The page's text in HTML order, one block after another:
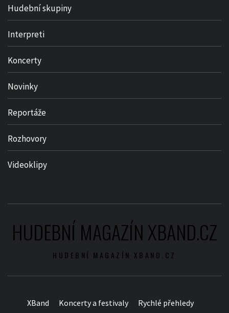
Hudební skupiny
Interpreti
Koncerty
Novinky
Reportáže
Rozhovory
Videoklipy
HUDEBNÍ MAGAZÍN XBAND.CZ
HUDEBNÍ MAGAZÍN XBAND.CZ
XBand Koncerty a festivaly Rychlé přehledy